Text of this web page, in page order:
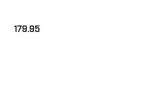
179.95